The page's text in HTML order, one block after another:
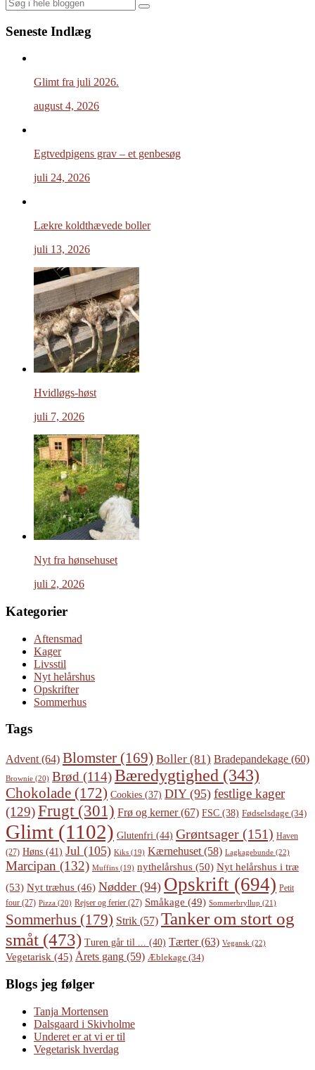
Search
Seneste Indlæg
Glimt fra juli 2026.
august 4, 2026
Egtvedpigens grav – et genbesøg
juli 24, 2026
Lækre koldthævede boller
juli 13, 2026
Hvidløgs-høst
juli 7, 2026
Nyt fra hønsehuset
juli 2, 2026
Kategorier
Aftensmad
Kager
Livsstil
Nyt helårshus
Opskrifter
Sommerhus
Tags
Advent (64) Blomster (169) Boller (81) Bradepandekage (60)
Brownie (20) Brød (114)Bæredygtighed (343)
Chokolade (172) Cookies (37) DIY(95) festlige kager
(129)Frugt (301) Frø og kerner(67) FSC (38) Fødselsdage (34)
Glimt (1102) Glutenfri (44) Grøntsager (151) Haven
(27) Høns (41) Jul (105) Kiks (19) Kærnehuset (58) Lagkagebunde (22)
Marcipan (132) Muffins (19) nythelårshus (50) Nyt helårshus i træ
(53) Nyt træhus (46) Nødder (94) Opskrift (694) Petit
four (27) Pizza (20) Rejser og ferier (27) Småkage (49) Sommerbryllup (21)
Sommerhus (179) Strik (57) Tanker om stort og
småt (473) Turen går til ... (40) Tærter(63) Vegansk (22)
Vegetarisk (45) Årets gang (59) Æblekage (34)
Blogs jeg følger
Tanja Mortensen
Dalsgaard i Skivholme
Underet er at vi er til
Vegetarisk hverdag